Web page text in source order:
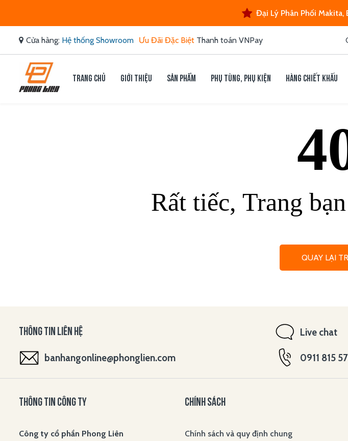
Đại Lý Phân Phối Makita,
Cửa hàng: Hệ thống Showroom Ưu Đãi Đặc Biệt Thanh toán VNPay
Trang chủ Giới thiệu Sản phẩm Phụ tùng, phụ kiện Hàng chiết khấu
Rất tiếc, Trang
QUAY LẠI
THÔNG TIN LIÊN HỆ Live chat
banhangonline@phonglien.com 0911 815
THÔNG TIN CÔNG TY
Công ty cổ phần Phong Liên
CHÍNH SÁCH
Chính sách và quy định chung